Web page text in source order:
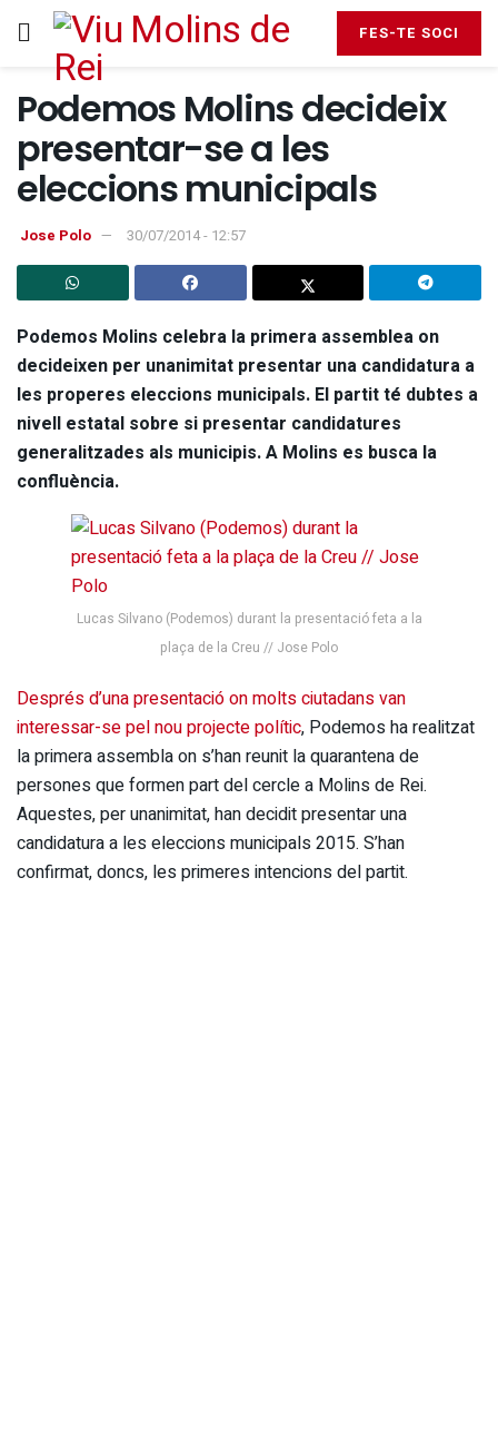
FES-TE SOCI
Podemos Molins decideix
presentar-se a les
eleccions municipals
Jose Polo 30/07/2014 - 12:57
Podemos Molins celebra la primera assemblea on
decideixen per unanimitat presentar una candidatura a
les properes eleccions municipals. El partit té dubtes a
nivell estatal sobre si presentar candidatures
generalitzades als municipis. A Molins es busca la
confluència.
Lucas Silvano (Podemos) durant la presentació feta a la
plaça de la Creu // Jose Polo
Després d’una presentació on molts ciutadans van
interessar-se pel nou projecte polític, Podemos ha realitzat
la primera assembla on s’han reunit la quarantena de
persones que formen part del cercle a Molins de Rei.
Aquestes, per unanimitat, han decidit presentar una
candidatura a les eleccions municipals 2015. S’han
confirmat, doncs, les primeres intencions del partit.